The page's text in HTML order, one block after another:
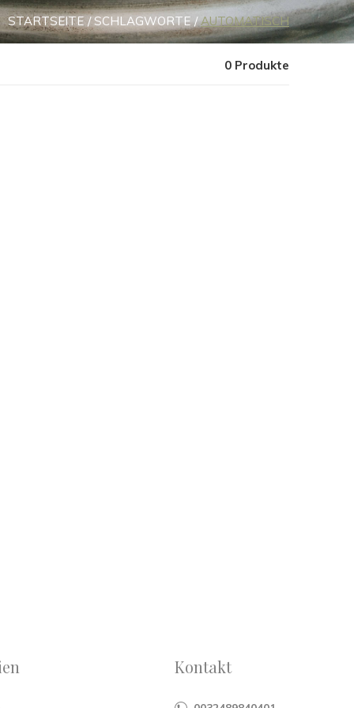
STARTSEITE SCHLAGWORTE AUTOMATISCH
0 Produkte
Kontakt